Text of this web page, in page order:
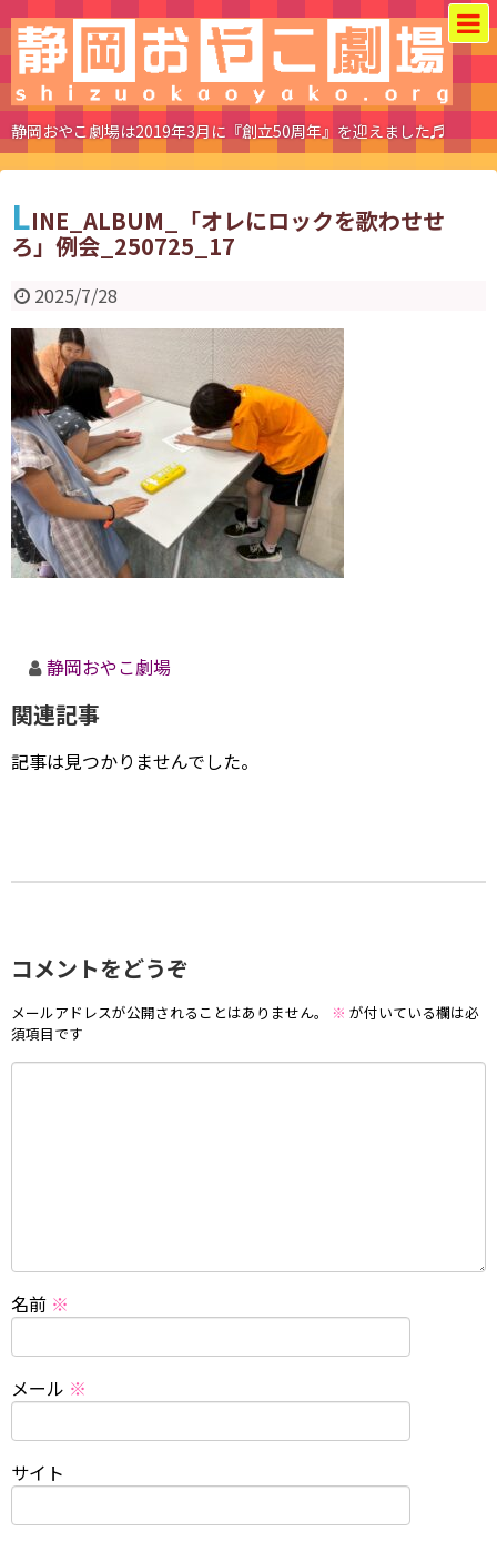
静岡おやこ劇場は2019年3月に『創立50周年』を迎えました♬
LINE_ALBUM_「オレにロックを歌わせせ
ろ」例会_250725_17
2025/7/28
静岡おやこ劇場
関連記事
記事は見つかりませんでした。
コメントをどうぞ
メールアドレスが公開されることはありません。 ※ が付いている欄は必
須項目です
名前 ※
メール ※
サイト